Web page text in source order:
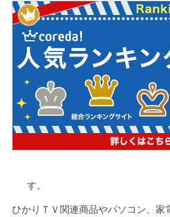
す。
ひかりＴＶ関連商品やパソコン、家